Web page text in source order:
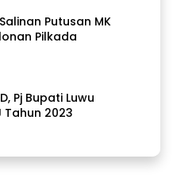
Putusan MK
Pilkada
Pj Bupati Luwu
Tahun 2023